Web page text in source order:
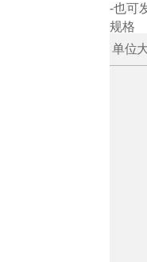
-也可
规格
单位